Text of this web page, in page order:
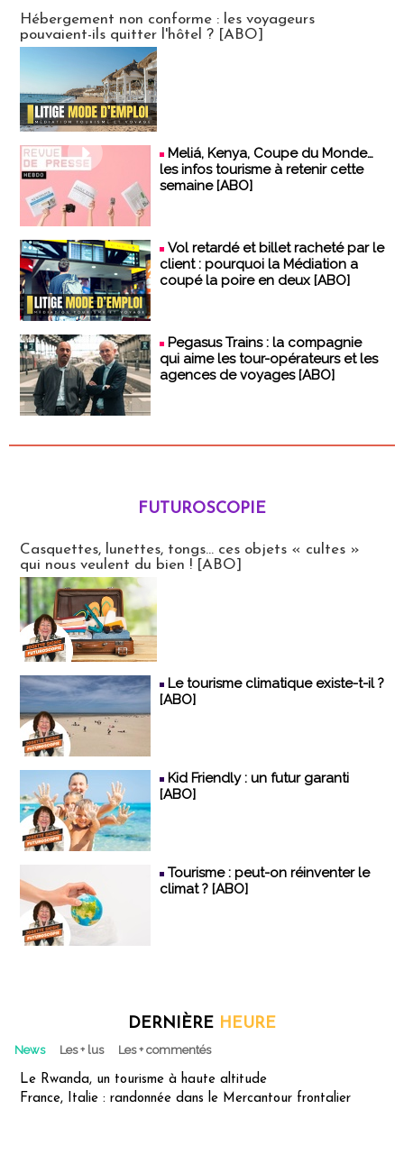
Hébergement non conforme : les voyageurs
pouvaient-ils quitter l'hôtel ? [ABO]
Meliá, Kenya, Coupe du Monde…
les infos tourisme à retenir cette
semaine [ABO]
Vol retardé et billet racheté par le
client : pourquoi la Médiation a
coupé la poire en deux [ABO]
Pegasus Trains : la compagnie
qui aime les tour-opérateurs et les
agences de voyages [ABO]
FUTUROSCOPIE
Casquettes, lunettes, tongs... ces objets « cultes »
qui nous veulent du bien ! [ABO]
Le tourisme climatique existe-t-il ?
[ABO]
Kid Friendly : un futur garanti
[ABO]
Tourisme : peut-on réinventer le
climat ? [ABO]
DERNIÈRE HEURE
News Les + lus Les + commentés
Le Rwanda, un tourisme à haute altitude
France, Italie : randonnée dans le Mercantour frontalier